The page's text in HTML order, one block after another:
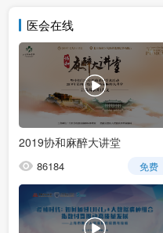
医会在线
2019协和麻醉大讲堂
86184 免费